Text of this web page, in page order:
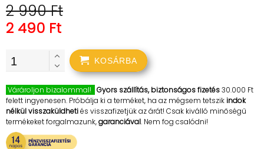
2 990 Ft
2 490 Ft
KOSÁRBA
Várároljon bizalommal! Gyors szállítás, biztonságos fizetés30.000 Ft
felett ingyenesen. Próbálja ki a terméket, ha az mégsem tetszikindok
nélkül visszaküldhetiés visszafizetjük az árát! Csak kiválló minőségű
termékeket forgalmazunk,garanciával. Nem fog csalódni!